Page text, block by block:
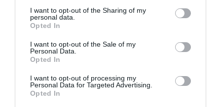
not limited to your visit or usage behaviour. You may click to
grant or deny consent to Google and its third-party tags to
use your data for below specified purposes in below Google
consent section.
I want to opt-out of the Sharing of my
personal data.
Opted In
I want to opt-out of the Sale of my
Personal Data.
Opted In
I want to opt-out of processing my
Personal Data for Targeted Advertising.
Opted In
TESTVÉRVÁROSÁBAN (VIDEÓ)
2022. március 09|Mindenki ügye
A képeket elnézve nem is nagyon érti az ember, miért is
gondolhatta Matteo Salvini, az olasz Északi Liga elnöke, volt
belügyminiszter, hogy jó ötlet volt ellátogatnia a lengyel ukrán
határra. Sal...
DONALD TUSK AZ ELLENZÉKI NAGYGYŰLÉSEN: HA BEM JÓZSEF
ÉLNE, EZEN A DEMONSTRÁCIÓN LENNE